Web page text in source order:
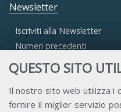
QUESTO SITO
Il nostro sito web utilizza i
fornire il miglior servizio
Newsletter
Iscriviti alla Newsletter
Numeri precedenti
Accesso Aderenti